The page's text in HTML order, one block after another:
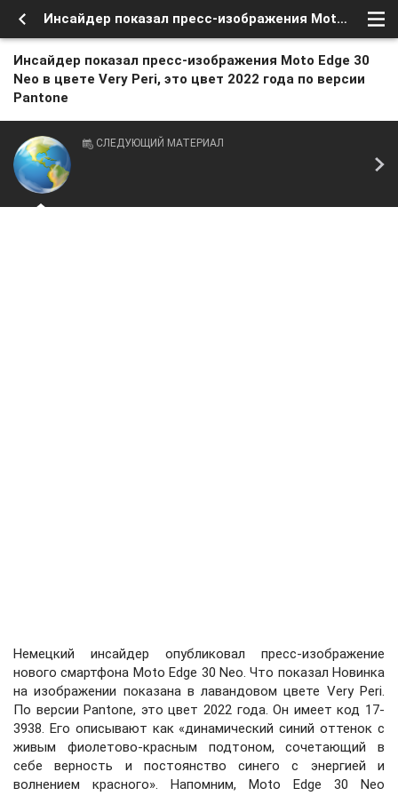
Инсайдер показал пресс-изображения Moto Edge 30 Neo в цвете Very Peri, это цвет 2022 года по версии Pantone
Инсайдер показал пресс-изображения Moto Edge 30
Neo в цвете Very Peri, это цвет 2022 года по версии
Pantone
СЛЕДУЮЩИЙ МАТЕРИАЛ
Немецкий инсайдер опубликовал пресс-изображение
нового смартфона Moto Edge 30 Neo. Что показал Новинка
на изображении показана в лавандовом цвете Very Peri.
По версии Pantone, это цвет 2022 года. Он имеет код 17-
3938. Его описывают как «динамический синий оттенок с
живым фиолетово-красным подтоном, сочетающий в
себе верность и постоянство синего с энергией и
волнением красного». Напомним, Moto Edge 30 Neo